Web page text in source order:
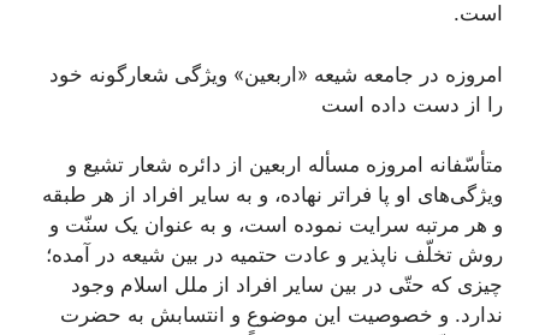
است.
امروزه در جامعه شیعه «اربعین» ویژگی شعارگونه خود
را از دست داده است
متأسّفانه امروزه مسأله اربعین از دائره شعار تشیع و
ویژگی‌های او پا فراتر نهاده، و به سایر افراد از هر طبقه
و هر مرتبه سرایت نموده است، و به عنوان یک سنّت و
روش تخلّف ناپذیر و عادت حتمیه در بین شیعه در آمده؛
چیزی که حتّی در بین سایر افراد از ملل اسلام وجود
ندارد. و خصوصیت این موضوع و انتسابش به حضرت